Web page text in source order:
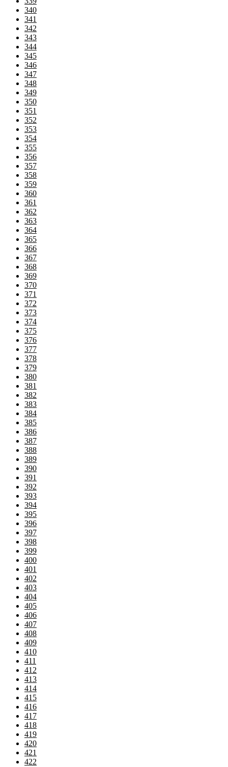
340
341
342
343
344
345
346
347
348
349
350
351
352
353
354
355
356
357
358
359
360
361
362
363
364
365
366
367
368
369
370
371
372
373
374
375
376
377
378
379
380
381
382
383
384
385
386
387
388
389
390
391
392
393
394
395
396
397
398
399
400
401
402
403
404
405
406
407
408
409
410
411
412
413
414
415
416
417
418
419
420
421
422